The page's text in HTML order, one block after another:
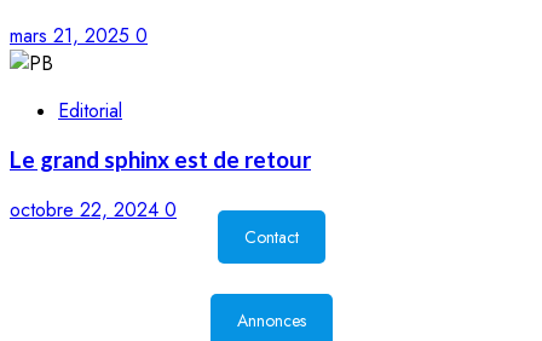
mars 21, 2025 0
Editorial
Le grand sphinx est de retour
octobre 22, 2024 0
Contact
Annonces